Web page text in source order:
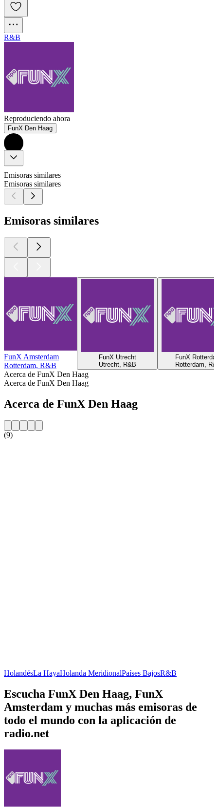
R&B
Reproduciendo ahora
FunX Den Haag
Emisoras similares
Emisoras similares
Emisoras similares
FunX Amsterdam
Rotterdam, R&B
FunX Utrecht
Utrecht, R&B
FunX
Rotterdam,
Acerca de FunX Den Haag
Acerca de FunX Den Haag
Acerca de FunX Den Haag
(9)
HolandésLa HayaHolanda MeridionalPaíses BajosR&B
Escucha FunX Den Haag, FunX
Amsterdam y muchas más emisoras de
todo el mundo con la aplicación de
radio.net